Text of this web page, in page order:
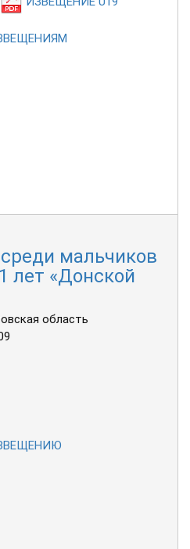
мальчиков
лет «Донской
область